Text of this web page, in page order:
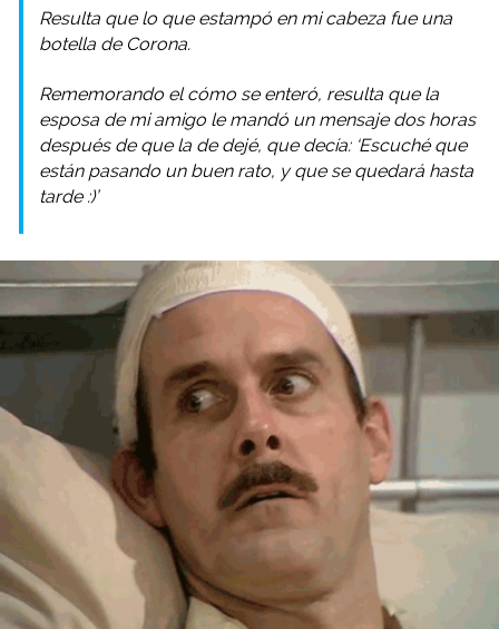
Resulta que lo que estampó en mi cabeza fue una
botella de Corona.
Rememorando el cómo se enteró, resulta que la
esposa de mi amigo le mandó un mensaje dos horas
después de que la de dejé, que decía: ‘Escuché que
están pasando un buen rato, y que se quedará hasta
tarde :)’